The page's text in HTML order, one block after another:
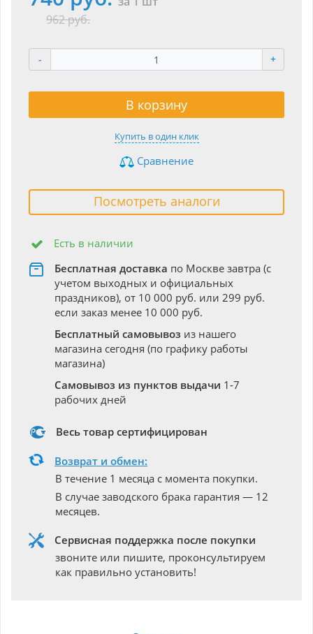
962 руб.
- +
В корзину
Купить в один клик
Сравнение
Посмотреть аналоги
Есть в наличии
Бесплатная доставка по Москве завтра (с
учетом выходных и официальных
праздников), от 10 000 руб. или 299 руб.
если заказ менее 10 000 руб.
Бесплатный самовывоз из нашего
магазина сегодня (по графику работы
магазина)
Самовывоз из пунктов выдачи 1-7
рабочих дней
Весь товар сертифицирован
Возврат и обмен:
В течение 1 месяца с момента покупки.
В случае заводского брака гарантия — 12
месяцев.
Сервисная поддержка после покупки
звоните или пишите, проконсультируем
как правильно установить!